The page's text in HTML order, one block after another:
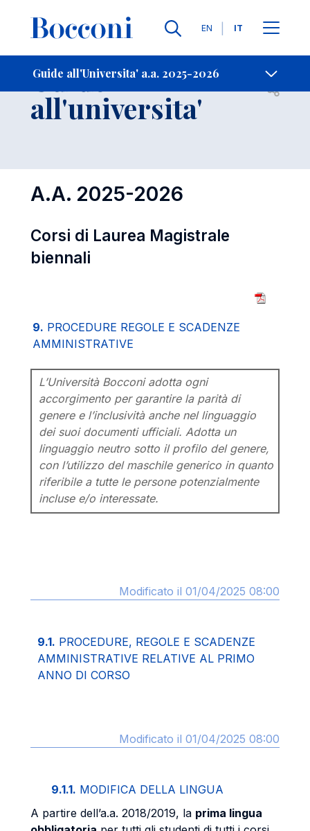
Lingue
EN IT
Guide all'Universita' a.a. 2025-2026
-
Guide
all'universita' Open
A.A. 2025-2026
Corsi di Laurea Magistrale
biennali
9. PROCEDURE REGOLE E SCADENZE
AMMINISTRATIVE
L’Università Bocconi adotta ogni
accorgimento per garantire la parità di
genere e l’inclusività anche nel linguaggio
dei suoi documenti ufficiali. Adotta un
linguaggio neutro sotto il profilo del genere,
con l’utilizzo del maschile generico in quanto
riferibile a tutte le persone potenzialmente
incluse e/o interessate.
Modificato il 01/04/2025 08:00
9.1. PROCEDURE, REGOLE E SCADENZE
AMMINISTRATIVE RELATIVE AL PRIMO
ANNO DI CORSO
Modificato il 01/04/2025 08:00
9.1.1. MODIFICA DELLA LINGUA
A partire dell’a.a. 2018/2019, la prima lingua